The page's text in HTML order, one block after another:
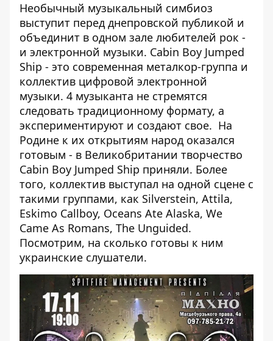
Необычный музыкальный симбиоз
выступит перед днепровской публикой и
объединит в одном зале любителей рок -
и электронной музыки. Cabin Boy Jumped
Ship - это современная металкор-группа и
коллектив цифровой электронной
музыки. 4 музыканта не стремятся
следовать традиционному формату, а
экспериментируют и создают свое. На
Родине к их открытиям народ оказался
готовым - в Великобритании творчество
Cabin Boy Jumped Ship приняли. Более
того, коллектив выступал на одной сцене с
такими группами, как Silverstein, Attila,
Eskimo Callboy, Oceans Ate Alaska, We
Came As Romans, The Unguided.
Посмотрим, на сколько готовы к ним
украинские слушатели.